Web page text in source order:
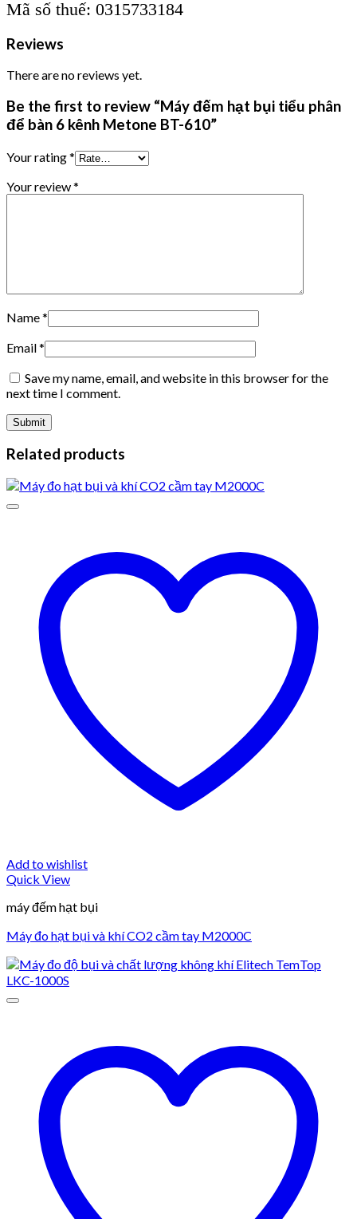
Mã số thuế: 0315733184
Reviews
There are no reviews yet.
Be the first to review “Máy đếm hạt bụi tiểu phân
để bàn 6 kênh Metone BT-610”
Your rating*
Your review*
Name*
Email*
Save my name, email, and website in this browser for the
next time I comment.
Related products
Add to wishlist
Quick View
máy đếm hạt bụi
Máy đo hạt bụi và khí CO2 cầm tay M2000C